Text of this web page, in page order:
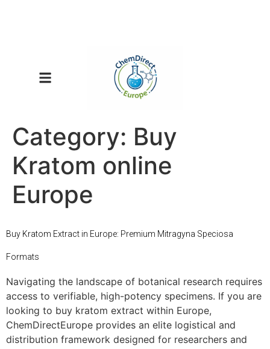
Category: Buy
Kratom online
Europe
Buy Kratom Extract in Europe: Premium Mitragyna Speciosa
Formats
Navigating the landscape of botanical research requires
access to verifiable, high-potency specimens. If you are
looking to buy kratom extract within Europe,
ChemDirectEurope provides an elite logistical and
distribution framework designed for researchers and